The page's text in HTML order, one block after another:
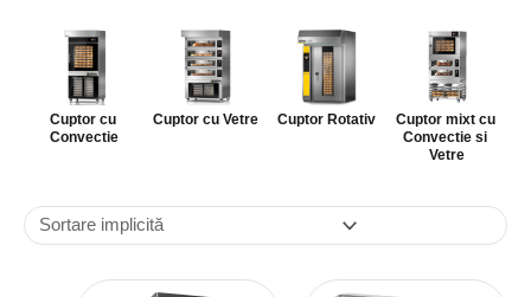
Cuptor cu
Convectie
Cuptor cu Vetre Cuptor Rotativ
Cuptor mixt cu
Convectie si
Vetre